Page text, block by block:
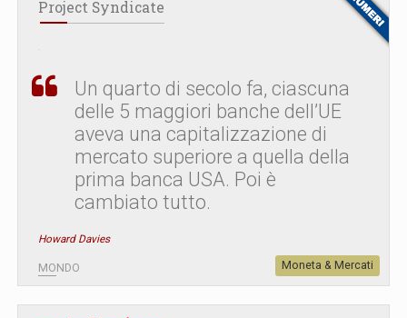
Project Syndicate
Un quarto di secolo fa, ciascuna
delle 5 maggiori banche dell’UE
aveva una capitalizzazione di
mercato superiore a quella della
prima banca USA. Poi è
cambiato tutto.
Howard Davies
MONDO Moneta & Mercati